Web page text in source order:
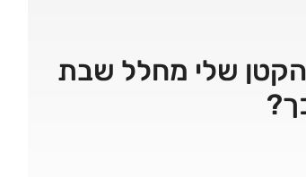
הקטן שלי מחלל שבת